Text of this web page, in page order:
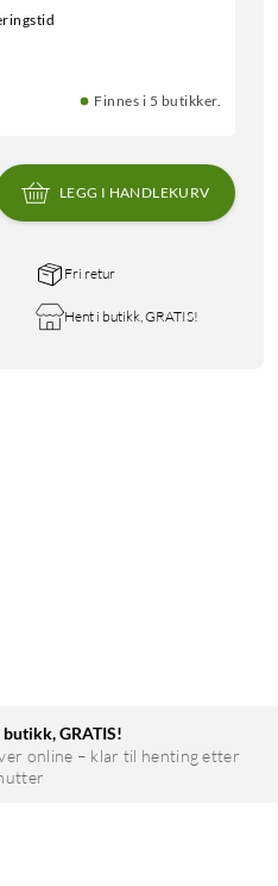
Finnes i 5 butikker.
LEGG I HANDLEKURV
Fri retur
Hent i butikk, GRATIS!
GRATIS!
online – klar til henting etter